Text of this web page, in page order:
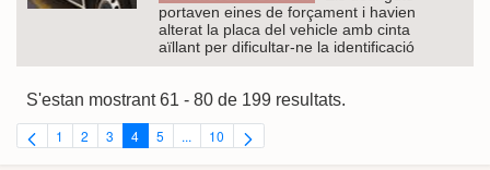
portaven eines de forçament i havien
alterat la placa del vehicle amb cinta
aïllant per dificultar-ne la identificació
S'estan mostrant 61 - 80 de 199 resultats.
Pàgina
1 Pàgina
2 Pàgina
3 Pàgina
4 Pàgina
5 ...Pàgines intermèdies Utilitzeu TAB per navegar.
Pàgina
10